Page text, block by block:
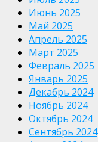
Июнь 2025
Май 2025
Апрель 2025
Март 2025
Февраль 2025
Январь 2025
Декабрь 2024
Ноябрь 2024
Октябрь 2024
Сентябрь 2024